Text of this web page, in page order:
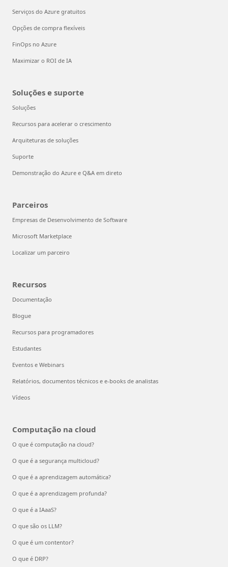
Serviços do Azure gratuitos
Opções de compra flexíveis
FinOps no Azure
Maximizar o ROI de IA
Soluções e suporte
Soluções
Recursos para acelerar o crescimento
Arquiteturas de soluções
Suporte
Demonstração do Azure e Q&A em direto
Parceiros
Empresas de Desenvolvimento de Software
Microsoft Marketplace
Localizar um parceiro
Recursos
Documentação
Blogue
Recursos para programadores
Estudantes
Eventos e Webinars
Relatórios, documentos técnicos e e-books de analistas
Vídeos
Computação na cloud
O que é computação na cloud?
O que é a segurança multicloud?
O que é a aprendizagem automática?
O que é a aprendizagem profunda?
O que é a IAaaS?
O que são os LLM?
O que é um contentor?
O que é DRP?